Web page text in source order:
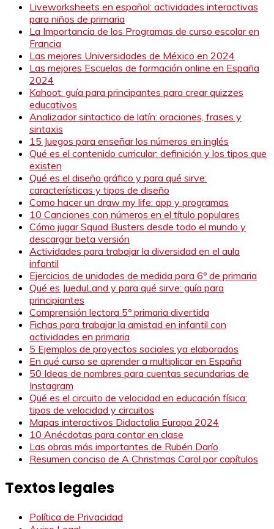
Liveworksheets en español: actividades interactivas
para niños de primaria
La Importancia de los Programas de curso escolar en
Francia
Las mejores Universidades de México en 2024
Las mejores Escuelas de formación online en España
2024
Kahoot: guía para principantes para crear quizzes
educativos
Analizador sintactico de latín: oraciones, frases y
sintaxis
15 Juegos para enseñar los números en inglés
Qué es el contenido curricular: definición y los tipos que
existen
Qué es el diseño gráfico y para qué sirve:
características y tipos de diseño
Como hacer un draw my life: app y programas
10 Canciones con números en el título populares
Cómo jugar Squad Busters desde todo el mundo y
descargar beta versión
Actividades para trabajar la diversidad en el aula
infantil
Ejercicios de unidades de medida para 6º de primaria
Qué es JueduLand y para qué sirve: guía para
principiantes
Comprensión lectora 5º primaria divertida
Fichas para trabajar la amistad en infantil con
actividades en primaria
5 Ejemplos de proyectos sociales ya elaborados
En qué curso se aprender a multiplicar en España
50 Ideas de nombres para cuentas secundarias de
Instagram
Qué es el circuito de velocidad en educación física:
tipos de velocidad y circuitos
Mapas interactivos Didactalia Europa 2024
10 Anécdotas para contar en clase
Las obras más importantes de Rubén Darío
Resumen conciso de A Christmas Carol por capítulos
Textos legales
Política de Privacidad